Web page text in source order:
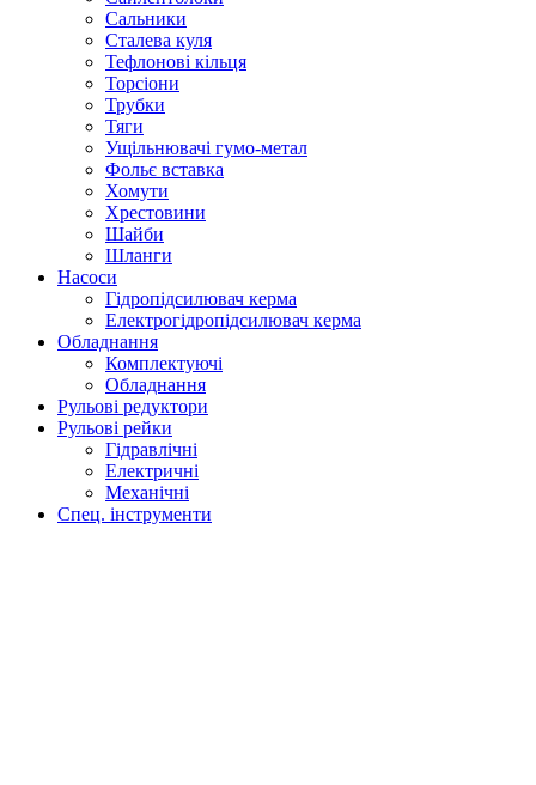
Сальники
Сталева куля
Тефлонові кільця
Торсіони
Трубки
Тяги
Ущільнювачі гумо-метал
Фольє вставка
Хомути
Хрестовини
Шайби
Шланги
Насоси
Гідропідсилювач керма
Електрогідропідсилювач керма
Обладнання
Комплектуючі
Обладнання
Рульові редуктори
Рульові рейки
Гідравлічні
Електричні
Механічні
Спец. інструменти